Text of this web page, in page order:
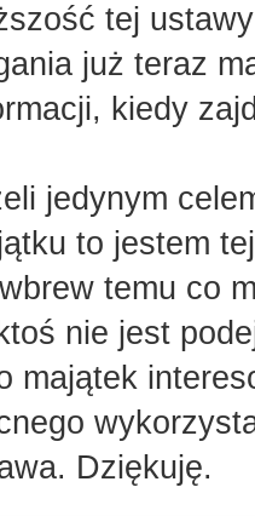
tej
już teraz
kiedy
jedynym
to jestem
temu co
nie jest
majątek
Dziękuję.